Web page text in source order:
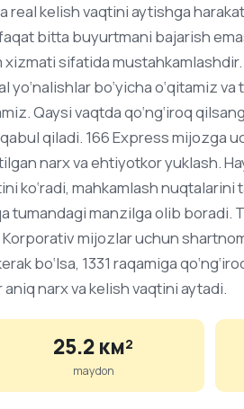
real kelish vaqtini aytishga
bitta buyurtmani bajarish
sifatida
yo‘nalishlar bo‘yicha o‘qitamiz
Qaysi vaqtda qo‘ng‘iroq
qiladi. 166 Express mijozga
narx va ehtiyotkor yuklash.
ko‘radi, mahkamlash nuqtalarini
tumandagi manzilga olib boradi.
mijozlar uchun
bo‘lsa, 1331 raqamiga
narx va kelish vaqtini aytadi.
25.2 км²
maydon